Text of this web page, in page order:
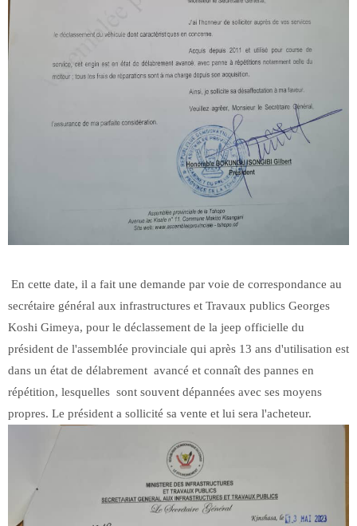
En cette date, il a fait une demande par voie de correspondance au
secrétaire général aux infrastructures et Travaux publics Georges
Koshi Gimeya, pour le déclassement de la jeep officielle du
président de l'assemblée provinciale qui après 13 ans d'utilisation est
dans un état de délabrement avancé et connaît des pannes en
répétition, lesquelles sont souvent dépannées avec ses moyens
propres. Le président a sollicité sa vente et lui sera l'acheteur.